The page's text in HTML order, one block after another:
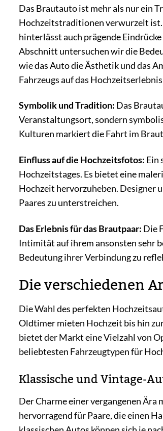
Das Brautauto ist mehr als nur ein
Hochzeitstraditionen verwurzelt ist.
hinterlässt auch prägende
Abschnitt untersuchen wir die
wie das Auto die Ästhetik und das
Fahrzeugs auf das
Symbolik und Tradition: Das
Veranstaltungsort, sondern
Kulturen markiert die Fahrt im
Einfluss auf die Hochzeitsfotos: Ein
Hochzeitstages. Es bietet eine
Hochzeit hervorzuheben. Designer
Paares zu unterstreichen.
Das Erlebnis für das Brautpaar: Die
Intimität auf ihrem ansonsten sehr
Bedeutung ihrer Verbindung zu
Die verschiedenen
Die Wahl des perfekten
Oldtimer mieten Hochzeit bis hin
bietet der Markt eine Vielzahl von
beliebtesten Fahrzeugtypen für
Klassische und Vintage-
Der Charme einer vergangenen
hervorragend für Paare, die einen